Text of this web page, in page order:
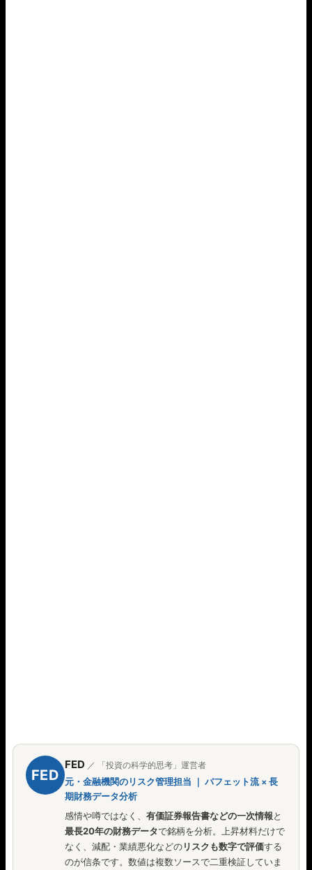
FED
FED ／ 「投資の科学的思考」運営者
元・金融機関のリスク管理担当 ｜ バフェット流 × 長
期財務データ分析
感情や噂ではなく、 有価証券報告書などの一次情報と
最長20年の財務データで銘柄を分析。上昇材料だけで
なく、減配・業績悪化などのリスクも数字で評価する
のが信条です。数値は複数ソースで二重検証していま